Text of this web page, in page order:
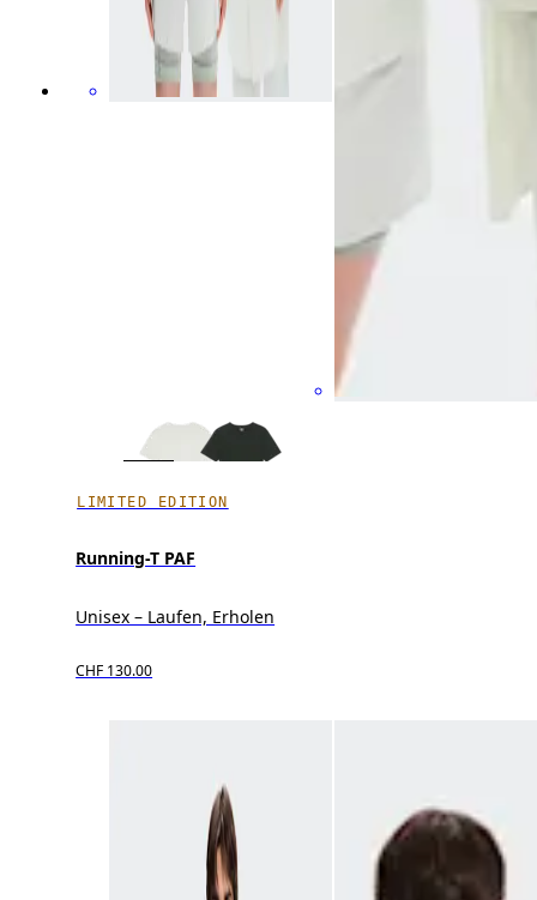
LIMITED EDITION
Running-T PAF
Unisex – Laufen, Erholen
CHF 130.00